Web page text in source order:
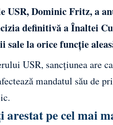
USR, Dominic Fritz, a
definitivă a Înaltei
sale la orice funcție
USR, sancțiunea are
mandatul său
arestat pe cel mai